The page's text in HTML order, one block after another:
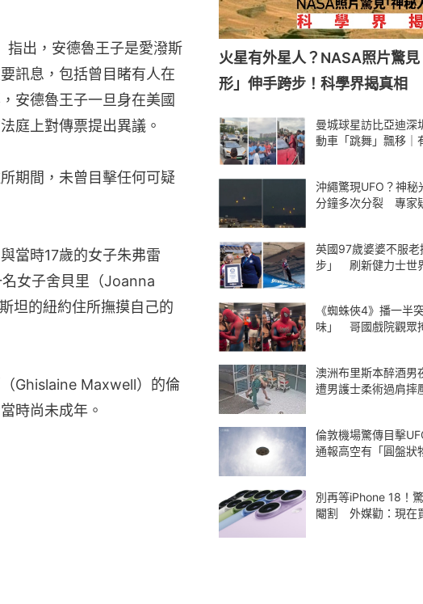
指出，安德魯王子是愛潑斯
訊息，包括曾目睹有人在
安德魯王子一旦身在美國
庭上對傳票提出異議。
期間，未曾目擊任何可疑
當時17歲的女子朱弗雷
女子舍貝里（Joanna
坦的紐約住所撫摸自己的
Ghislaine Maxwell）的倫
時尚未成年。
火星有外星人？NASA照片驚
形」伸手跨步！科學界揭真相
曼城球星訪比亞迪
動車「跳舞」飄移｜
沖繩驚現UFO？神秘
分鐘多次分裂 專家
英國97歲婆婆不服老
步」 刷新健力士世
《蜘蛛俠4》播一半
味」 哥國戲院觀眾
澳洲布里斯本醉酒
遭男護士柔術過肩摔
倫敦機場驚傳目擊
通報高空有「圓盤狀
別再等iPhone 18！
閹割 外媒勸：現在